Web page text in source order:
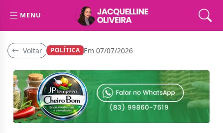
MENU
Voltar POLÍTICA Em 07/07/2026